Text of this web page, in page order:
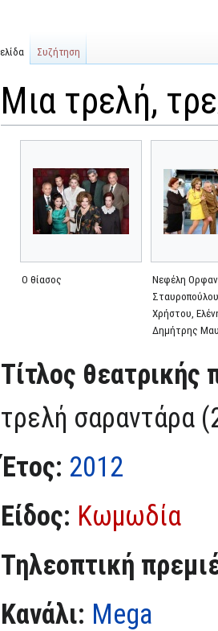
Μια τρελή,
πλοήγηση
αναζήτηση
Ο θίασος
Νεφέλη
Χρήστου,
Δημήτρης
Τίτλος θεατρικής
τρελή σαραντάρα
Έτος: 2012
Είδος: Κωμωδία
Τηλεοπτική
Κανάλι: Mega
Συζήτηση